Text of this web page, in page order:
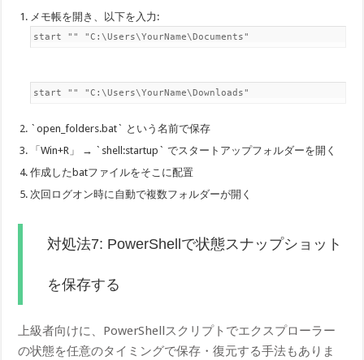
メモ帳を開き、以下を入力:
start "" "C:\Users\YourName\Documents"
start "" "C:\Users\YourName\Downloads"
`open_folders.bat` という名前で保存
「Win+R」 → `shell:startup` でスタートアップフォルダーを開く
作成したbatファイルをそこに配置
次回ログオン時に自動で複数フォルダーが開く
対処法7: PowerShellで状態スナップショット
を保存する
上級者向けに、PowerShellスクリプトでエクスプローラー
の状態を任意のタイミングで保存・復元する手法もありま